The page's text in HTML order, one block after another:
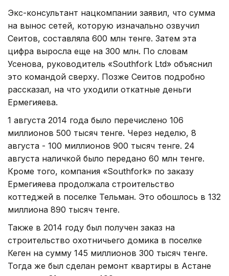
Экс-консультант нацкомпании заявил, что сумма
на вынос сетей, которую изначально озвучил
Сеитов, составляла 600 млн тенге. Затем эта
цифра выросла еще на 300 млн. По словам
Усенова, руководитель «Southfork Ltd» объяснил
это командой сверху. Позже Сеитов подробно
рассказал, на что уходили откатные деньги
Ермегияева.
1 августа 2014 года было перечислено 106
миллионов 500 тысяч тенге. Через неделю, 8
августа - 100 миллионов 900 тысяч тенге. 24
августа наличкой было передано 60 млн тенге.
Кроме того, компания «Southfork» по заказу
Ермегияева продолжала строительство
коттеджей в поселке Тельман. Это обошлось в 132
миллиона 890 тысяч тенге.
Также в 2014 году был получен заказ на
строительство охотничьего домика в поселке
Кеген на сумму 145 миллионов 300 тысяч тенге.
Тогда же был сделан ремонт квартиры в Астане